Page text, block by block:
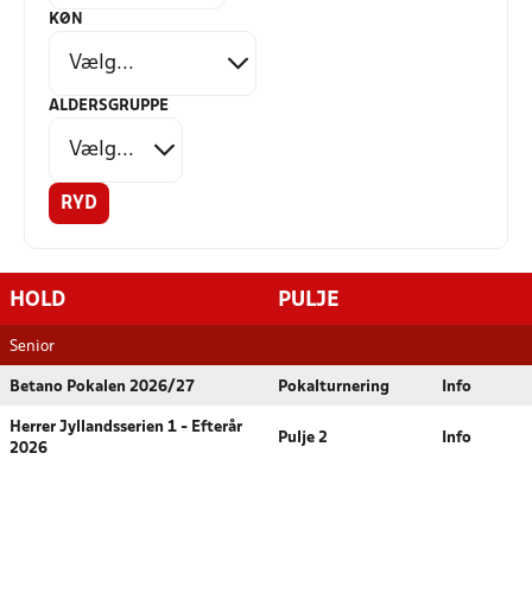
KØN
ALDERSGRUPPE
RYD
HOLD PULJE
Senior
Betano Pokalen 2026/27 Pokalturnering Info
Herrer Jyllandsserien 1 - Efterår
2026
Pulje 2 Info